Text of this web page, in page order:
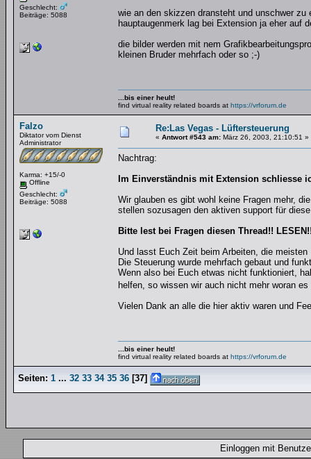
Geschlecht:
Beiträge: 5088
wie an den skizzen dransteht und unschwer
hauptaugenmerk lag bei Extension ja eher auf
die bilder werden mit nem
kleinen Bruder mehrfach oder so ;-)
...bis einer heult!
find virtual reality related boards at https://vrforum.de
Falzo
Diktator vom Dienst
Administrator
Karma: +15/-0
Offline
Geschlecht:
Beiträge: 5088
Re:Las Vegas - Lüftersteuerung
« Antwort #543 am: März 26, 2003, 21:10:51 »
Nachtrag:
Im Einverständnis mit Extension schliesse
Wir glauben es gibt wohl keine Fragen mehr,
stellen sozusagen den aktiven support für
Bitte lest bei Fragen diesen Thread!!
Und lasst Euch Zeit beim Arbeiten, die
Die Steuerung wurde mehrfach gebaut und
Wenn also bei Euch etwas nicht funktioniert,
helfen, so wissen wir auch nicht mehr woran
Vielen Dank an alle die hier aktiv waren und
...bis einer heult!
find virtual reality related boards at https://vrforum.de
Seiten: 1 ... 32 33 34 35 36 [37]
Einloggen mit